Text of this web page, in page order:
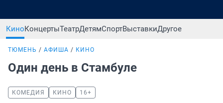
КиноКонцертыТеатрДетямСпортВыставкиДругое
ТЮМЕНЬ АФИША КИНО
Один день в Стамбуле
КОМЕДИЯ КИНО 16+